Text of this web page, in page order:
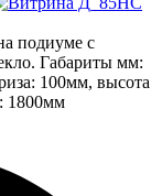
подиуме с
Габариты мм:
100мм, высота
1800мм